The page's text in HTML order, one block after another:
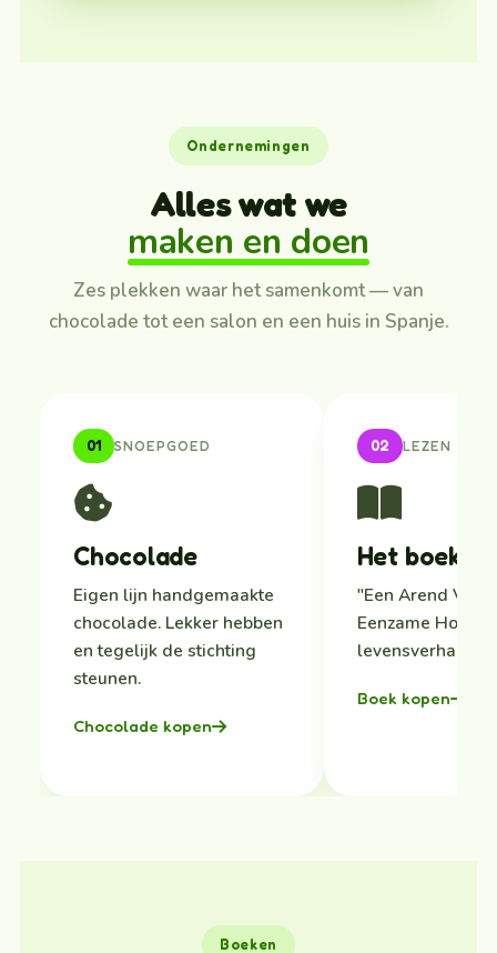
Ondernemingen
Alles wat we
maken en doen
Zes plekken waar het samenkomt — van
chocolade tot een salon en een huis in Spanje.
01 SNOEPGOED
Chocolade
Eigen lijn handgemaakte
chocolade. Lekker hebben
en tegelijk de stichting
steunen.
Chocolade kopen
02 LEZEN
Het boek
"Een Arend
Eenzame
levensverhaal
Boek kopen
Boeken